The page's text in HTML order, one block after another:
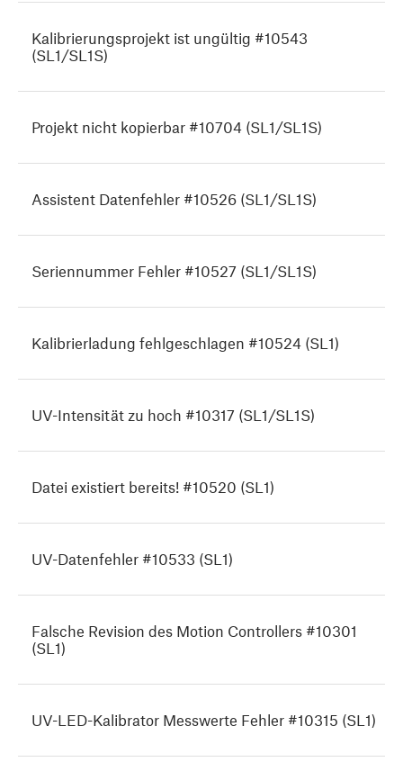
Kalibrierungsprojekt ist ungültig #10543
(SL1/SL1S)
Projekt nicht kopierbar #10704 (SL1/SL1S)
Assistent Datenfehler #10526 (SL1/SL1S)
Seriennummer Fehler #10527 (SL1/SL1S)
Kalibrierladung fehlgeschlagen #10524 (SL1)
UV-Intensität zu hoch #10317 (SL1/SL1S)
Datei existiert bereits! #10520 (SL1)
UV-Datenfehler #10533 (SL1)
Falsche Revision des Motion Controllers #10301
(SL1)
UV-LED-Kalibrator Messwerte Fehler #10315 (SL1)